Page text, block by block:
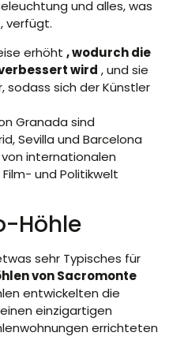
und alles, was
verfügt.
erhöht , wodurch die
wird , und sie
sodass sich der Künstler
Granada sind
Sevilla und Barcelona
internationalen
und Politikwelt
Höhle
sehr Typisches für
von Sacromonte
entwickelten die
einzigartigen
errichteten